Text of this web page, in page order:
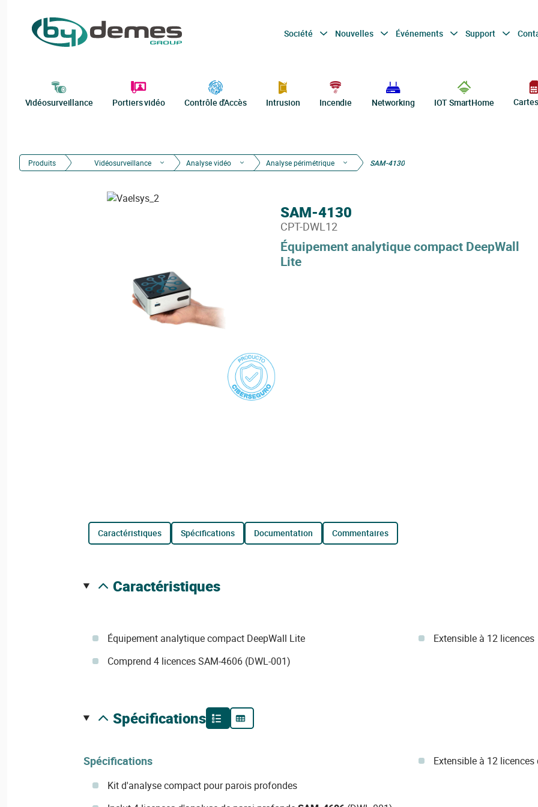
Société Nouvelles Événements Support
Vidéosurveillance Portiers vidéo Contrôle d'Accès Intrusion Incendie Networking IOT SmartHome
Produits Vidéosurveillance Analyse vidéo Analyse périmétrique SAM-4130
Équipement analytique compact DeepWall
Lite
SAM-4130
CPT-DWL12
caractéristiques spécifications documentation commentaires
caractéristiques
Équipement analytique compact DeepWall Lite
Comprend 4 licences SAM-4606 (DWL-001)
Extensible à 12 licences
spécifications
Spécifications
Kit d'analyse compact pour parois profondes
Extensible à 12 licences